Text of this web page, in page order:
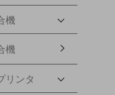
機
機
リンタ